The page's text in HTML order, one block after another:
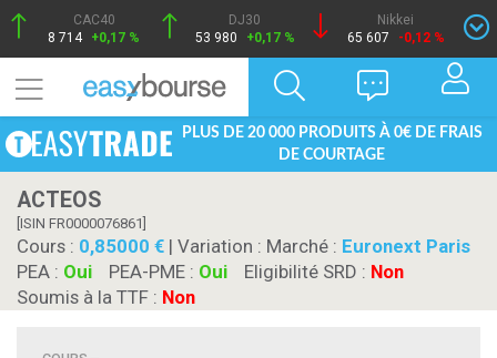
CAC40
8 714 +0,17 %
DJ30
53 980
+0,17 %
Nikkei
65 607
-0,12 %
PLUS DE 20 000 PRODUITS À 0€ DE FRAIS
DE COURTAGE
ACTEOS
[ISIN FR0000076861]
Cours : 0,85000 | Variation : Marché : Euronext Paris
PEA : Oui PEA-PME : Oui Eligibilité SRD : Non
Soumis à la TTF : Non